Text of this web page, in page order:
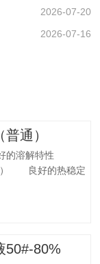
遮蔽异味，平衡口
时间加热比蔗糖稍
中国：食品添加剂
2026-07-20
2026-07-16
通）
溶解特性
） 良好的热稳定
分吸水 法规
应用聚葡萄糖.
2010项目
50#-80%